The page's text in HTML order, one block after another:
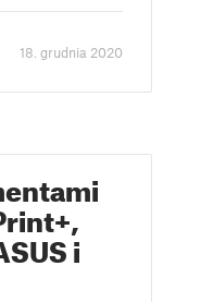
18. grudnia 2020
i